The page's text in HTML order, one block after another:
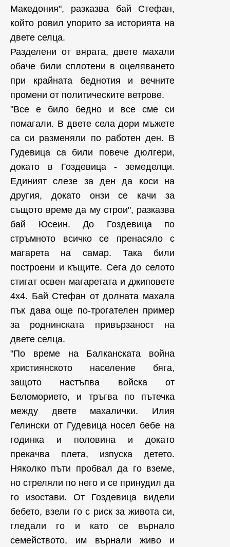
Македония", разказва бай Стефан,
който ровил упорито за историята на
двете селца.
Разделени от вярата, двете махали
обаче били сплотени в оцеляването
при крайната беднотия и вечните
промени от политическите ветрове.
"Все е било бедно и все сме си
помагали. В двете села дори мъжете
са си разменяли по работен ден. В
Гудевица са били повече дюлгери,
докато в Гоздевица - земеделци.
Единият слезе за ден да коси на
другия, докато онзи се качи за
същото време да му строи", разказва
бай Юсеин. До Гоздевица по
стръмното всичко се пренасяло с
магарета на самар. Така били
построени и къщите. Сега до селото
стигат освен магаретата и джиповете
4x4. Бай Стефан от долната махала
пък дава още по-трогателен пример
за роднинската привързаност на
двете селца.
"По време на Балканската война
християнското население бяга,
защото настъпва войска от
Беломорието, и тръгва по пътечка
между двете махалички. Илия
Гелински от Гудевица носел бебе на
годинка и половина и докато
прекачва плета, изпуска детето.
Няколко пъти пробвал да го вземе,
но стреляли по него и се принудил да
го изостави. От Гоздевица видели
бебето, взели го с риск за живота си,
гледали го и като се върнало
семейството, им върнали живо и